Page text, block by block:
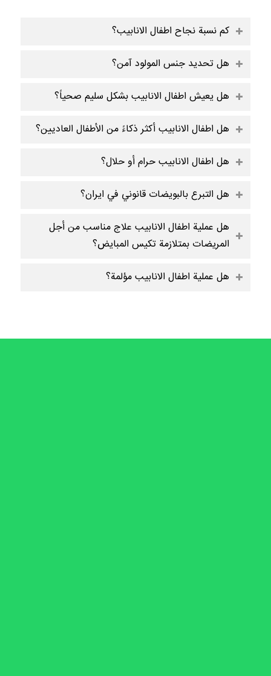
كم نسبة نجاح اطفال الانابيب؟
هل تحديد جنس المولود آمن؟
هل يعيش اطفال الانابيب بشكل سليم صحياً؟
هل اطفال الانابيب أكثر ذكاءً من الأطفال العاديين؟
هل اطفال الانابيب حرام أو حلال؟
هل التبرع بالبويضات قانوني في ايران؟
هل عملية اطفال الانابيب علاج مناسب من أجل
المريضات بمتلازمة تكيس المبايض؟
هل عملية اطفال الانابيب مؤلمة؟